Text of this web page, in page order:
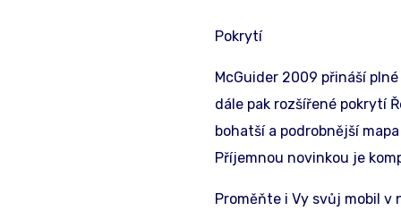
Pokrytí
McGuider 2009 přináší
dále pak rozšířené pokrytí
bohatší a podrobnější
Příjemnou novinkou je
Proměňte i Vy svůj mobil v